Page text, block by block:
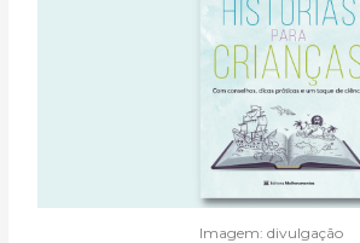
Imagem: divulgação